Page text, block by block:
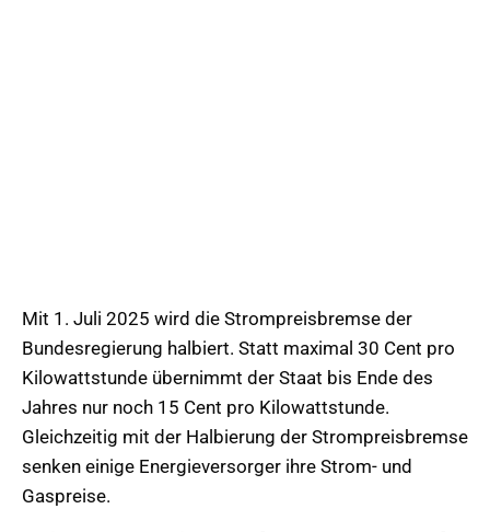
Mit 1. Juli 2025 wird die Strompreisbremse der
Bundesregierung halbiert. Statt maximal 30 Cent pro
Kilowattstunde übernimmt der Staat bis Ende des
Jahres nur noch 15 Cent pro Kilowattstunde.
Gleichzeitig mit der Halbierung der Strompreisbremse
senken einige Energieversorger ihre Strom- und
Gaspreise.